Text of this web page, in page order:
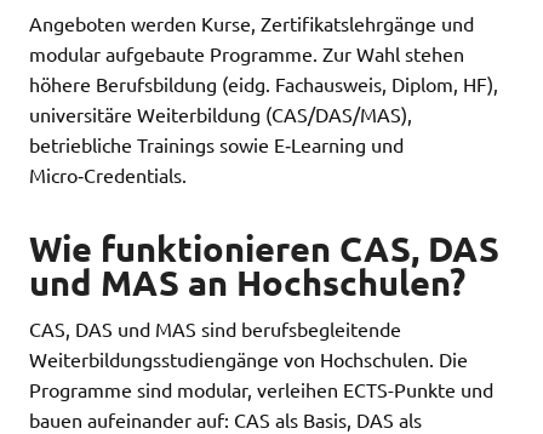
Angeboten werden Kurse, Zertifikatslehrgänge und
modular aufgebaute Programme. Zur Wahl stehen
höhere Berufsbildung (eidg. Fachausweis, Diplom, HF),
universitäre Weiterbildung (CAS/DAS/MAS),
betriebliche Trainings sowie E‑Learning und
Micro‑Credentials.
Wie funktionieren CAS, DAS
und MAS an Hochschulen?
CAS, DAS und MAS sind berufsbegleitende
Weiterbildungsstudiengänge von Hochschulen. Die
Programme sind modular, verleihen ECTS-Punkte und
bauen aufeinander auf: CAS als Basis, DAS als